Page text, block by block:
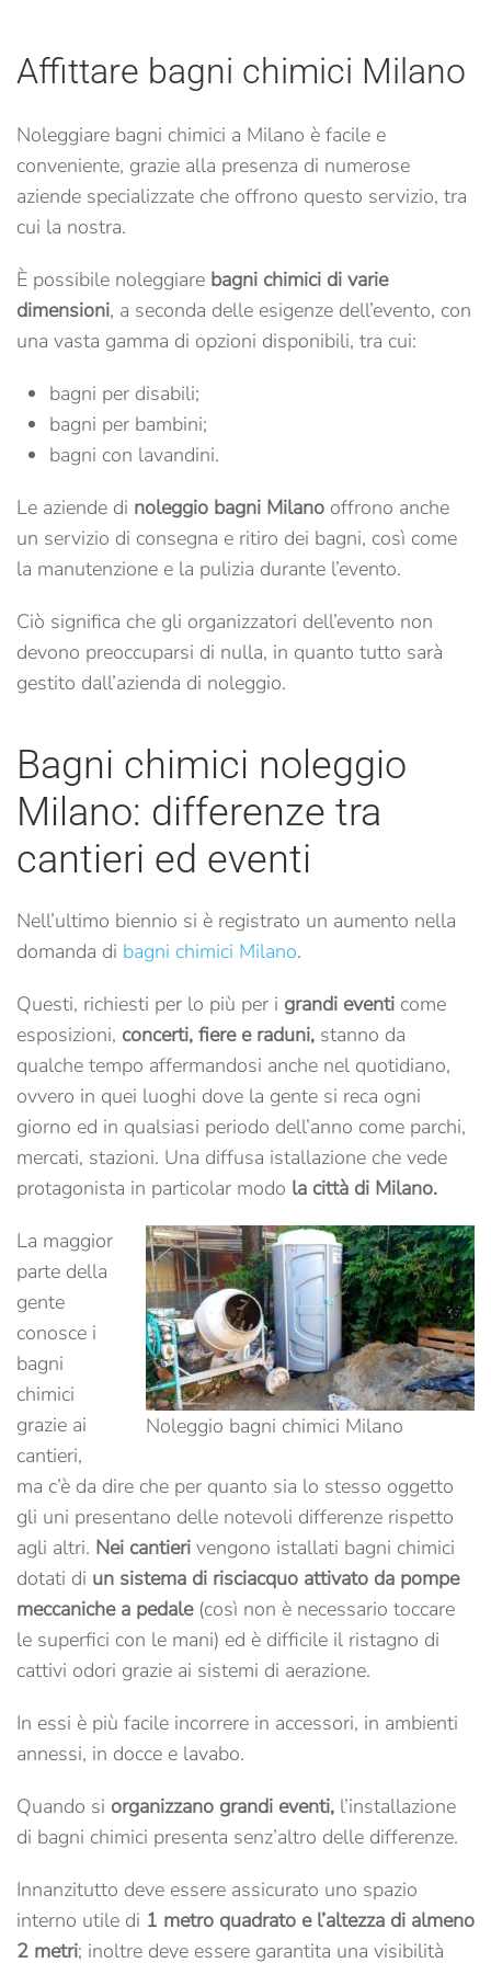
Affittare bagni chimici Milano
Noleggiare bagni chimici a Milano è facile e
conveniente, grazie alla presenza di numerose
aziende specializzate che offrono questo servizio, tra
cui la nostra.
È possibile noleggiare bagni chimici di varie
dimensioni, a seconda delle esigenze dell’evento, con
una vasta gamma di opzioni disponibili, tra cui:
bagni per disabili;
bagni per bambini;
bagni con lavandini.
Le aziende di noleggio bagni Milano offrono anche
un servizio di consegna e ritiro dei bagni, così come
la manutenzione e la pulizia durante l’evento.
Ciò significa che gli organizzatori dell’evento non
devono preoccuparsi di nulla, in quanto tutto sarà
gestito dall’azienda di noleggio.
Bagni chimici noleggio
Milano: differenze tra
cantieri ed eventi
Nell’ultimo biennio si è registrato un aumento nella
domanda di bagni chimici Milano.
Questi, richiesti per lo più per i grandi eventi come
esposizioni, concerti, fiere e raduni, stanno da
qualche tempo affermandosi anche nel quotidiano,
ovvero in quei luoghi dove la gente si reca ogni
giorno ed in qualsiasi periodo dell’anno come parchi,
mercati, stazioni. Una diffusa istallazione che vede
protagonista in particolar modo la città di Milano.
Noleggio bagni chimici Milano
La maggior
parte della
gente
conosce i
bagni
chimici
grazie ai
cantieri,
ma c’è da dire che per quanto sia lo stesso oggetto
gli uni presentano delle notevoli differenze rispetto
agli altri. Nei cantieri vengono istallati bagni chimici
dotati di un sistema di risciacquo attivato da pompe
meccaniche a pedale(così non è necessario toccare
le superfici con le mani) ed è difficile il ristagno di
cattivi odori grazie ai sistemi di aerazione.
In essi è più facile incorrere in accessori, in ambienti
annessi, in docce e lavabo.
Quando si organizzano grandi eventi, l’installazione
di bagni chimici presenta senz’altro delle differenze.
Innanzitutto deve essere assicurato uno spazio
interno utile di 1 metro quadrato e l’altezza di almeno
2 metri; inoltre deve essere garantita una visibilità